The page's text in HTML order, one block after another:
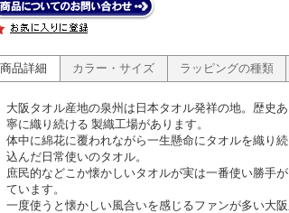
商品詳細 カラー・サイズ ラッピングの種類
大阪タオル産地の泉州は日本タオル発祥の地。歴史
寧に織り続ける 製織工場があります。
体中に綿花に覆われながら一生懸命にタオルを織り
込んだ日常使いのタオル。
庶民的などこか懐かしいタオルが実は一番使い勝手
ています。
一度使うと懐かしい風合いを感じるファンが多い大阪